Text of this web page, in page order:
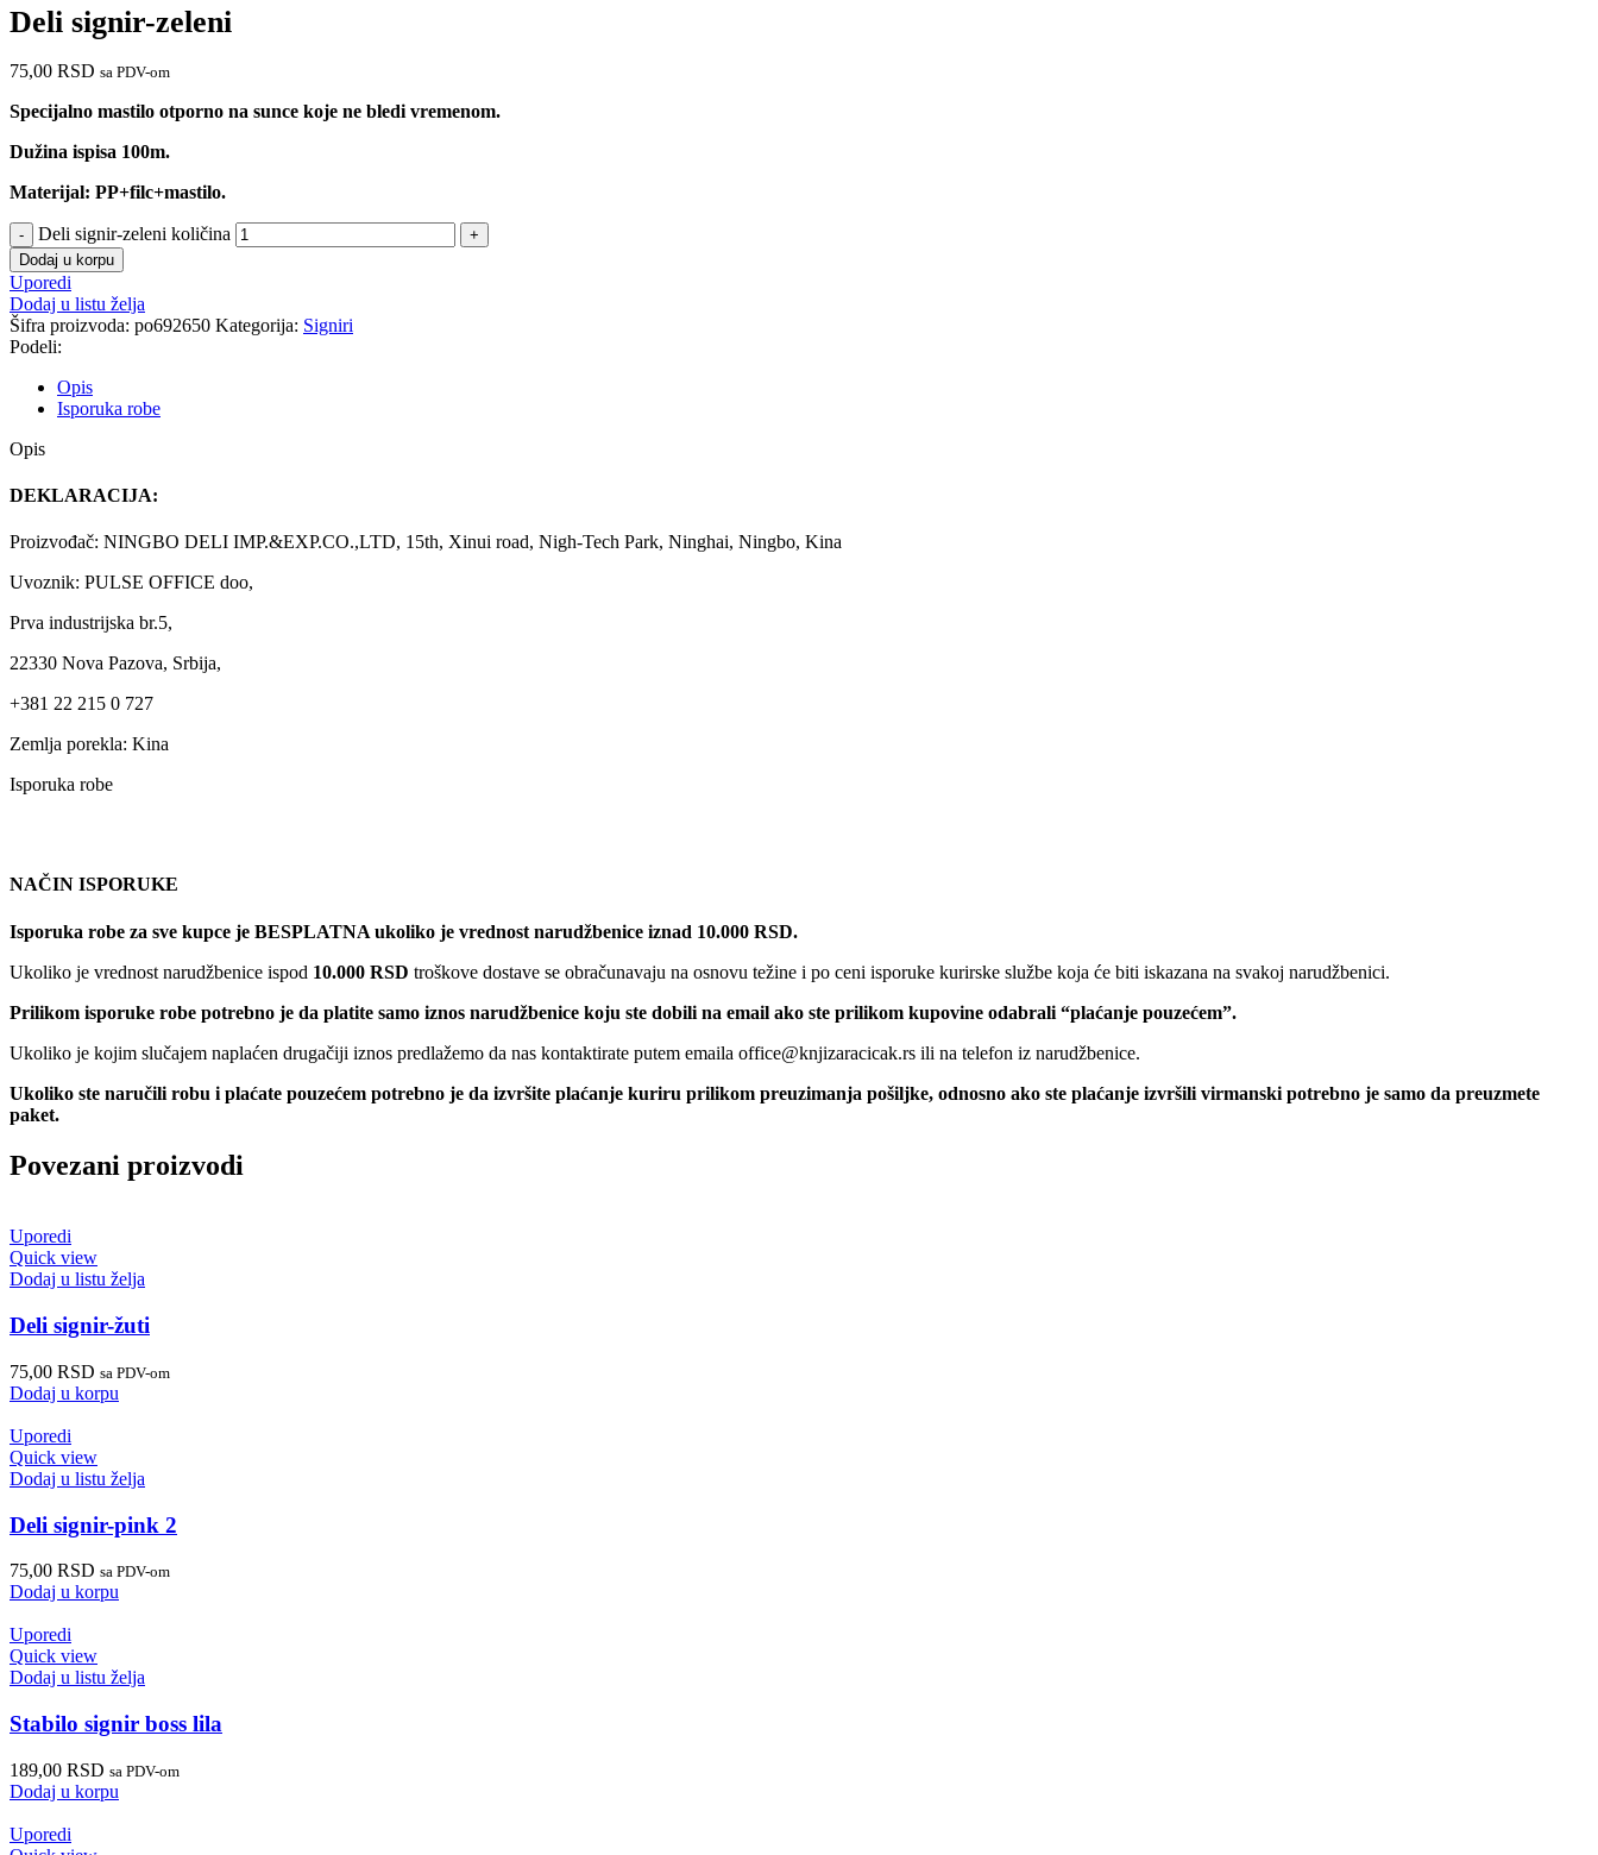
Deli signir-zeleni
75,00 RSD sa PDV-om
Specijalno mastilo otporno na sunce koje ne bledi vremenom.
Dužina ispisa 100m.
Materijal: PP+filc+mastilo.
Deli signir-zeleni količina
Dodaj u korpu
Uporedi
Dodaj u listu želja
Šifra proizvoda: po692650 Kategorija: Signiri
Podeli:
Opis
Isporuka robe
Opis
DEKLARACIJA:
Proizvođač: NINGBO DELI IMP.&EXP.CO.,LTD, 15th, Xinui road, Nigh-Tech Park, Ninghai, Ningbo, Kina
Uvoznik: PULSE OFFICE doo,
Prva industrijska br.5,
22330 Nova Pazova, Srbija,
+381 22 215 0 727
Zemlja porekla: Kina
Isporuka robe
NAČIN ISPORUKE
Isporuka robe za sve kupce je BESPLATNA ukoliko je vrednost narudžbenice iznad 10.000 RSD.
Ukoliko je vrednost narudžbenice ispod 10.000 RSD troškove dostave se obračunavaju na osnovu težine i po ceni isporuke kurirske službe koja će biti iskazana na svakoj narudžbenici.
Prilikom isporuke robe potrebno je da platite samo iznos narudžbenice koju ste dobili na email ako ste prilikom kupovine odabrali “plaćanje pouzećem”.
Ukoliko je kojim slučajem naplaćen drugačiji iznos predlažemo da nas kontaktirate putem emaila office@knjizaracicak.rs ili na telefon iz narudžbenice.
Ukoliko ste naručili robu i plaćate pouzećem potrebno je da izvršite plaćanje kuriru prilikom preuzimanja pošiljke, odnosno ako ste plaćanje izvršili virmanski potrebno je samo da preuzmete
paket.
Povezani proizvodi
Uporedi
Quick view
Dodaj u listu želja
Deli signir-žuti
75,00 RSD sa PDV-om
Dodaj u korpu
Uporedi
Quick view
Dodaj u listu želja
Deli signir-pink 2
75,00 RSD sa PDV-om
Dodaj u korpu
Uporedi
Quick view
Dodaj u listu želja
Stabilo signir boss lila
189,00 RSD sa PDV-om
Dodaj u korpu
Uporedi